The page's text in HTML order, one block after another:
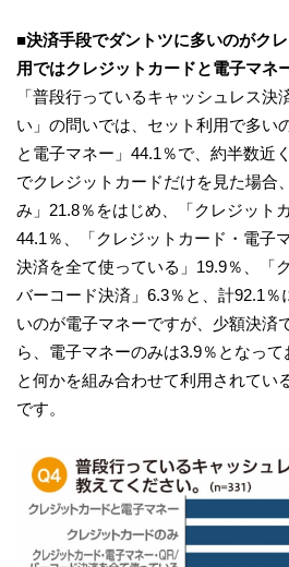
■決済手段でダントツに多いのがク
用ではクレジットカードと電子マネ
「普段行っているキャッシュレス決
い」の問いでは、セット利用で多い
と電子マネー」44.1％で、約半数近
でクレジットカードだけを見た場合
み」21.8％をはじめ、「クレジット
44.1％、「クレジットカード・電子
決済を全て使っている」19.9％、「
バーコード決済」6.3％と、計92.1％
いのが電子マネーですが、少額決済
ら、電子マネーのみは3.9％となっ
と何かを組み合わせて利用されてい
です。